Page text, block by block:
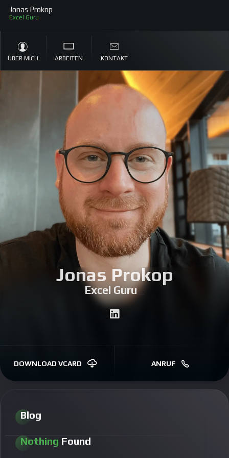
Jonas Prokop
Exc
ÜBER MICH ARBEITEN KONTAKT
Jonas Prokop
Excel|
DOWNLOAD VCARD ANRUF
Blog
Nothing Found